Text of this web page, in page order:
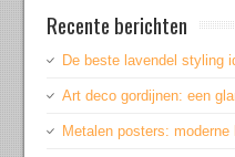
Recente berichten
De beste lavendel styling
Art deco gordijnen: een
Metalen posters: